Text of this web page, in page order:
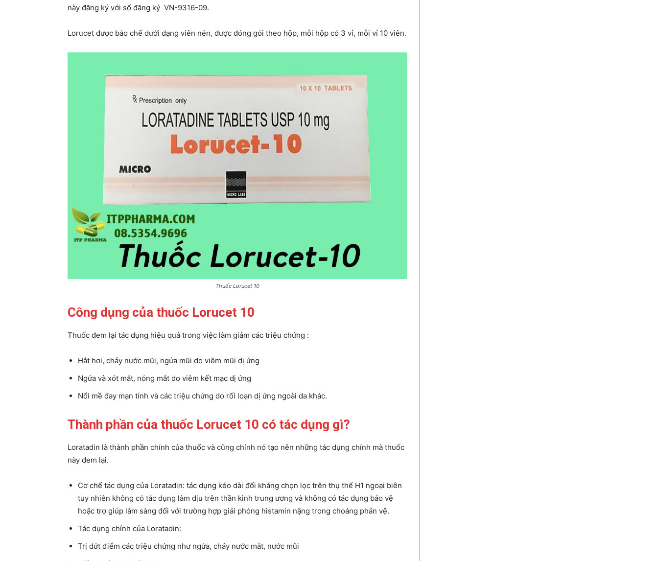
này đăng ký với số đăng ký VN-9316-09.
Lorucet được bào chế dưới dạng viên nén, được đóng gói theo hộp, mỗi hộp có 3 vỉ, mỗi vỉ 10 viên.
Thuốc Lorucet 10
Công dụng của thuốc Lorucet 10
Thuốc đem lại tác dụng hiệu quả trong việc làm giảm các triệu chứng :
Hắt hơi, chảy nước mũi, ngứa mũi do viêm mũi dị ứng
Ngứa và xót mắt, nóng mắt do viêm kết mạc dị ứng
Nổi mề đay mạn tính và các triệu chứng do rối loạn dị ứng ngoài da khác.
Thành phần của thuốc Lorucet 10 có tác dụng gì?
Loratadin là thành phần chính của thuốc và cũng chính nó tạo nên những tác dụng chính mà thuốc
này đem lại.
Cơ chế tác dụng của Loratadin: tác dụng kéo dài đối kháng chọn lọc trên thụ thể H1 ngoại biên
tuy nhiên không có tác dụng làm dịu trên thần kinh trung ương và không có tác dụng bảo vệ
hoặc trợ giúp lâm sàng đối với trường hợp giải phóng histamin nặng trong choáng phản vệ.
Tác dụng chính của Loratadin:
Trị dứt điểm các triệu chứng như ngứa, chảy nước mắt, nước mũi